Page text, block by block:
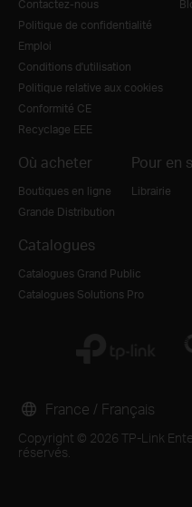
Contactez-nous
Politique de confidentialité
Emploi
Conditions d'utilisation
Politique relative aux cookies
Conformité CE
Recyclage EEE
Où acheter
Boutiques en ligne
Grande Distribution
Pour en
Librairie
Catalogues
Catalogues Grand Public
Catalogues Solutions Pro
Copyright © 2026 TP-Link
réservés.
France / Français